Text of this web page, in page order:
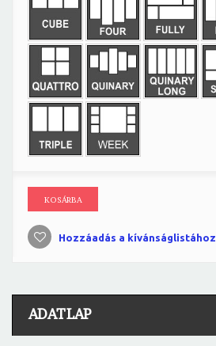
KOSÁRBA
Hozzáadás a kívánságlistához
ADATLAP